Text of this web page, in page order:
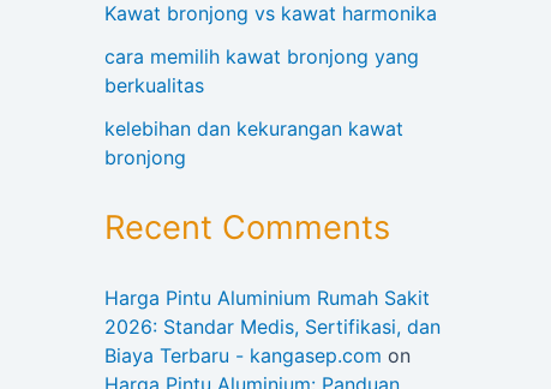
Kawat bronjong vs kawat harmonika
cara memilih kawat bronjong yang
berkualitas
kelebihan dan kekurangan kawat
bronjong
Recent Comments
Harga Pintu Aluminium Rumah Sakit
2026: Standar Medis, Sertifikasi, dan
Biaya Terbaru - kangasep.com on